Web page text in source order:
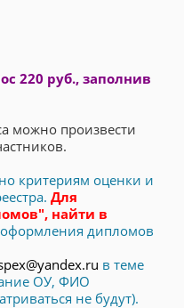
220 руб., заполнив
можно произвести
критериям оценки и
Для
найти в
оформления дипломов
в теме
ОУ, ФИО
не будут).